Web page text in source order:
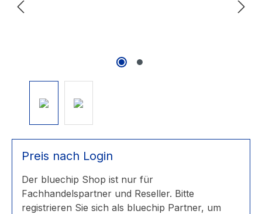
Preis nach Login
Der bluechip Shop ist nur für
Fachhandelspartner und Reseller. Bitte
registrieren Sie sich als bluechip Partner, um